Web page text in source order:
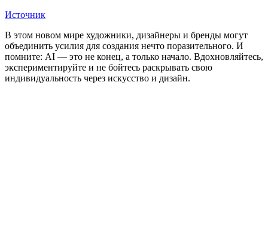
Источник
В этом новом мире художники, дизайнеры и бренды могут
объединить усилия для создания нечто поразительного. И
помните: AI — это не конец, а только начало. Вдохновляйтесь,
экспериментируйте и не бойтесь раскрывать свою
индивидуальность через искусство и дизайн.